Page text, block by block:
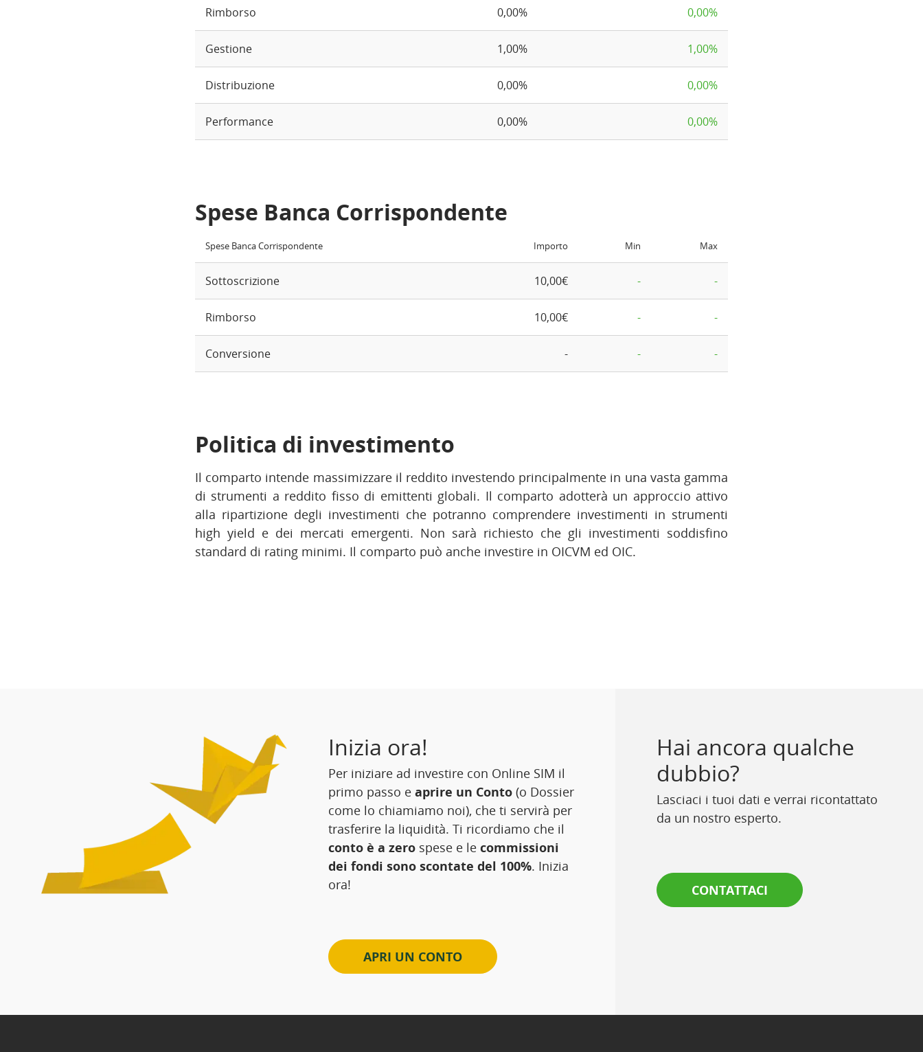
Rimborso 0,00% 0,00%
Gestione 1,00% 1,00%
Distribuzione 0,00% 0,00%
Performance 0,00% 0,00%
Spese Banca Corrispondente
Spese Banca Corrispondente Importo Min Max
Sottoscrizione 10,00€ - -
Rimborso 10,00€ - -
Conversione - - -
Politica di investimento
Il comparto intende massimizzare il reddito investendo principalmente in una vasta gamma
di strumenti a reddito fisso di emittenti globali. Il comparto adotterà un approccio attivo
alla ripartizione degli investimenti che potranno comprendere investimenti in strumenti
high yield e dei mercati emergenti. Non sarà richiesto che gli investimenti soddisfino
standard di rating minimi. Il comparto può anche investire in OICVM ed OIC.
Inizia ora!
Per iniziare ad investire con Online SIM il
primo passo e aprire un Conto (o Dossier
come lo chiamiamo noi), che ti servirà per
trasferire la liquidità. Ti ricordiamo che il
conto è a zero spese e le commissioni
dei fondi sono scontate del 100%. Inizia
ora!
APRI UN CONTO
Hai ancora qualche
dubbio?
Lasciaci i tuoi dati e verrai ricontattato
da un nostro esperto.
CONTATTACI